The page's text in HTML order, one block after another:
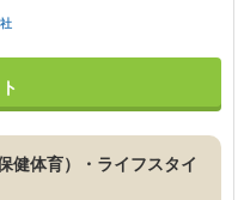
健体育）・ライフスタイ